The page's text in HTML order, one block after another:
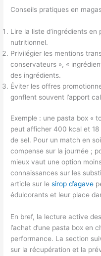
Conseils pratiques en
Lire la liste d’ingrédients
nutritionnel.
Privilégier les mentions
conservateurs », «
des ingrédients.
Éviter les offres
gonflent souvent l’apport
Exemple : une pasta box «
peut afficher 400 kcal et 18
de sel. Pour un match en
compense sur la journée ;
mieux vaut une option
connaissances sur les
article sur lesirop d’agave
édulcorants et leur place
En bref, la lecture active
l’achat d’une pasta box en
performance. La section
sur la récupération et la